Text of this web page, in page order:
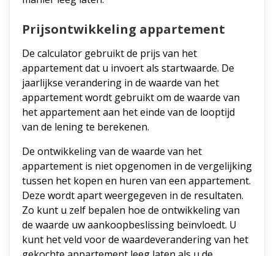
Prijsontwikkeling appartement
De calculator gebruikt de prijs van het
appartement dat u invoert als startwaarde. De
jaarlijkse verandering in de waarde van het
appartement wordt gebruikt om de waarde van
het appartement aan het einde van de looptijd
van de lening te berekenen.
De ontwikkeling van de waarde van het
appartement is niet opgenomen in de vergelijking
tussen het kopen en huren van een appartement.
Deze wordt apart weergegeven in de resultaten.
Zo kunt u zelf bepalen hoe de ontwikkeling van
de waarde uw aankoopbeslissing beïnvloedt. U
kunt het veld voor de waardeverandering van het